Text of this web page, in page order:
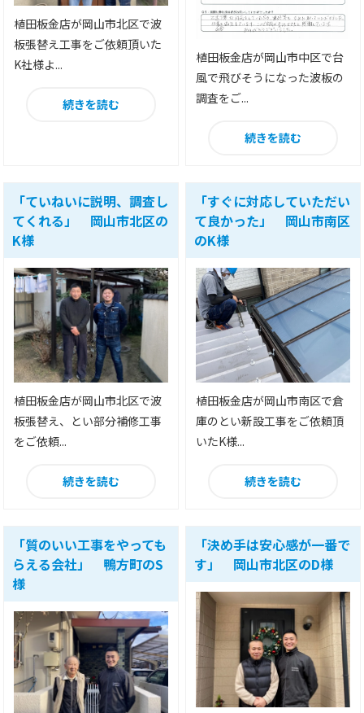
植田板金店が岡山市北区で波
板張替え工事をご依頼頂いた
K社様よ...
続きを読む
植田板金店が岡山市中区で台
風で飛びそうになった波板の
調査をご...
続きを読む
「ていねいに説明、調査し
てくれる」 岡山市北区の
K様
植田板金店が岡山市北区で波
板張替え、とい部分補修工事
をご依頼...
続きを読む
「すぐに対応していただい
て良かった」 岡山市南区
のK様
植田板金店が岡山市南区で倉
庫のとい新設工事をご依頼頂
いたK様...
続きを読む
「質のいい工事をやっても
らえる会社」 鴨方町のS
様
「決め手は安心感が一番で
す」 岡山市北区のD様